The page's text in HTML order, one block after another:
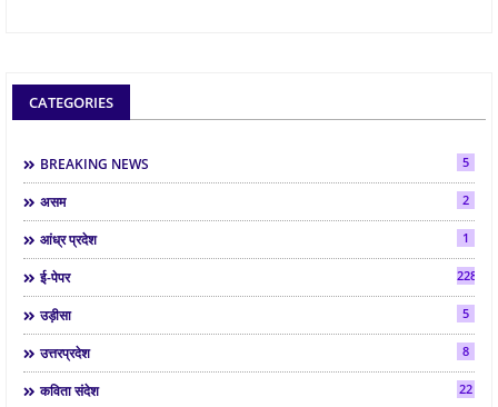
CATEGORIES
BREAKING NEWS 5
असम 2
आंध्र प्रदेश 1
ई-पेपर 2286
उड़ीसा 5
उत्तरप्रदेश 8
कविता संदेश 22